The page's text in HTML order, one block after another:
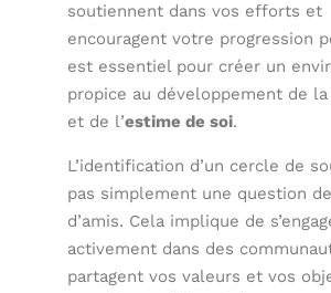
soutiennent dans vos efforts et
encouragent votre progression
est essentiel pour créer un
propice au développement de
et de l’estime de soi.
L’identification d’un cercle de
pas simplement une question
d’amis. Cela implique de
activement dans des
partagent vos valeurs et vos